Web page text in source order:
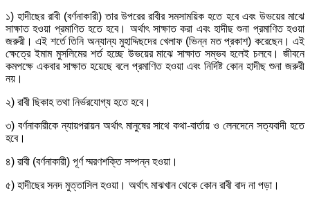
১) হাদীছের রাবী (বর্ণনাকারী) তার উপরের রাবীর সমসাময়িক হতে হবে এবং উভয়ের মাঝে
সাক্ষাত হওয়া প্রমাণিত হতে হবে। অর্থাৎ সাক্ষাত করা এবং হাদীছ শুনা প্রমাণিত হওয়া
জরুরী। এই শর্তে তিনি অন্যান্য মুহাদ্দিছদের খেলাফ (ভিন্ন মত প্রকাশ) করেছেন। এই
ক্ষেত্রে ইমাম মুসলিমের শর্ত হচ্ছে উভয়ের মাঝে সাক্ষাত সম্ভব হলেই চলবে। জীবনে
কমপক্ষে একবার সাক্ষাত হয়েছে বলে প্রমাণিত হওয়া এবং নির্দিষ্ট কোন হাদীছ শুনা জরুরী
নয়।
২) রাবী ছিকাহ তথা নির্ভরযোগ্য হতে হবে।
৩) বর্ণনাকারীকে ন্যায়পরায়ন অর্থাৎ মানুষের সাথে কথা-বার্তায় ও লেনদেনে সত্যবাদী হতে
হবে।
৪) রাবী (বর্ণনাকারী) পূর্ণ ম্মরণশক্তি সম্পন্ন হওয়া।
৫) হাদীছের সনদ মুত্তাসিল হওয়া। অর্থাৎ মাঝখান থেকে কোন রাবী বাদ না পড়া।